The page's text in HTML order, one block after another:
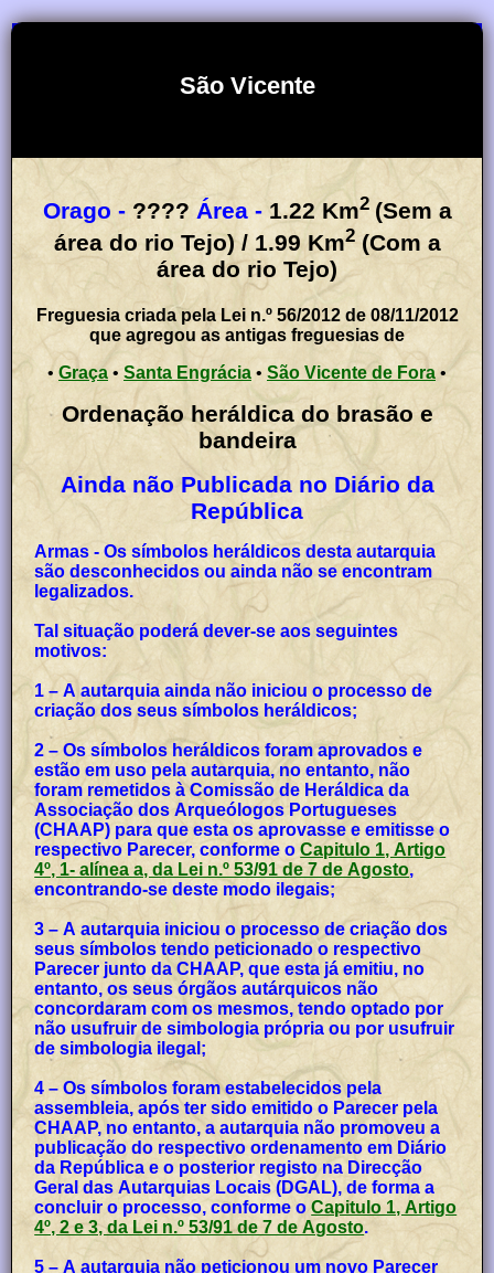
São Vicente
Orago - ???? Área - 1.22 Km2 (Sem a
área do rio Tejo) / 1.99 Km2(Com a
área do rio Tejo)
Freguesia criada pela Lei n.º 56/2012 de 08/11/2012
que agregou as antigas freguesias de
• Graça • Santa Engrácia • São Vicente de Fora •
Ordenação heráldica do brasão e
bandeira
Ainda não Publicada no Diário da
República
Armas - Os símbolos heráldicos desta autarquia
são desconhecidos ou ainda não se encontram
legalizados.
Tal situação poderá dever-se aos seguintes
motivos:
1 – A autarquia ainda não iniciou o processo de
criação dos seus símbolos heráldicos;
2 – Os símbolos heráldicos foram aprovados e
estão em uso pela autarquia, no entanto, não
foram remetidos à Comissão de Heráldica da
Associação dos Arqueólogos Portugueses
(CHAAP) para que esta os aprovasse e emitisse o
respectivo Parecer, conforme oCapitulo 1, Artigo
4º, 1- alínea a, da Lei n.º 53/91 de 7 de Agosto,
encontrando-se deste modo ilegais;
3 – A autarquia iniciou o processo de criação dos
seus símbolos tendo peticionado o respectivo
Parecer junto da CHAAP, que esta já emitiu, no
entanto, os seus órgãos autárquicos não
concordaram com os mesmos, tendo optado por
não usufruir de simbologia própria ou por usufruir
de simbologia ilegal;
4 – Os símbolos foram estabelecidos pela
assembleia, após ter sido emitido o Parecer pela
CHAAP, no entanto, a autarquia não promoveu a
publicação do respectivo ordenamento em Diário
da República e o posterior registo na Direcção
Geral das Autarquias Locais (DGAL), de forma a
concluir o processo, conforme oCapitulo 1, Artigo
4º, 2 e 3, da Lei n.º 53/91 de 7 de Agosto.
5 – A autarquia não peticionou um novo Parecer